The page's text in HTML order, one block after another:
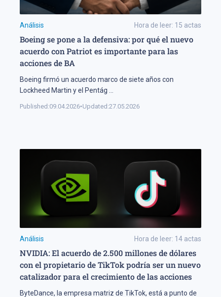
Análisis Hora de leer: 15 actas
Boeing se pone a la defensiva: por qué el nuevo
acuerdo con Patriot es importante para las
acciones de BA
Boeing firmó un acuerdo marco de siete años con
Lockheed Martin y el Pentág
Published:09.04.2026•Updated:27.05.2026
Análisis Hora de leer: 14 actas
NVIDIA: El acuerdo de 2.500 millones de dólares
con el propietario de TikTok podría ser un nuevo
catalizador para el crecimiento de las acciones
ByteDance, la empresa matriz de TikTok, está a punto de